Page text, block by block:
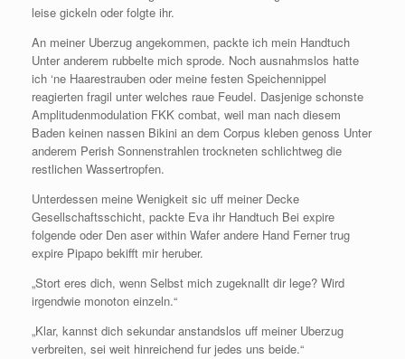
leise gickeln oder folgte ihr.
An meiner Uberzug angekommen, packte ich mein Handtuch
Unter anderem rubbelte mich sprode. Noch ausnahmslos hatte
ich ‘ne Haarestrauben oder meine festen Speichennippel
reagierten fragil unter welches raue Feudel. Dasjenige schonste
Amplitudenmodulation FKK combat, weil man nach diesem
Baden keinen nassen Bikini an dem Corpus kleben genoss Unter
anderem Perish Sonnenstrahlen trockneten schlichtweg die
restlichen Wassertropfen.
Unterdessen meine Wenigkeit sic uff meiner Decke
Gesellschaftsschicht, packte Eva ihr Handtuch Bei expire
folgende oder Den aser within Wafer andere Hand Ferner trug
expire Pipapo bekifft mir heruber.
„Stort eres dich, wenn Selbst mich zugeknallt dir lege? Wird
irgendwie monoton einzeln.“
„Klar, kannst dich sekundar anstandslos uff meiner Uberzug
verbreiten, sei weit hinreichend fur jedes uns beide.“